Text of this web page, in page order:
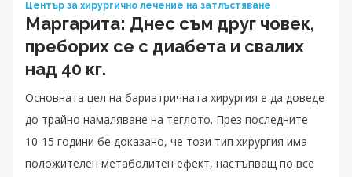
Център за хирургично лечение на затлъстяване
Маргарита: Днес съм друг човек,
преборих се с диабета и свалих
над 40 кг.
Основната цел на бариатричната хирургия е да доведе
до трайно намаляване на теглото. През последните
10-15 години бе доказано, че този тип хирургия има
положителен метаболитен ефект, настъпващ по все